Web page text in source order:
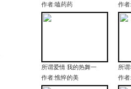
作者:嗑药药
作者
所谓爱情 我的热舞一
作者:憔悴的美
所
作